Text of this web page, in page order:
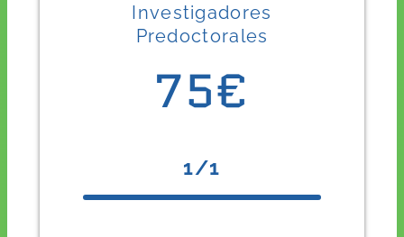
Investigadores
Predoctorales
75€
1/1